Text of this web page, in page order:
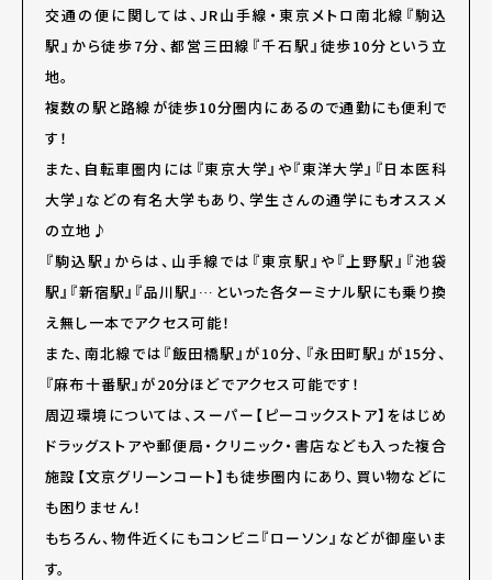
交通の便に関しては、JR山手線・東京メトロ南北線『駒込
駅』から徒歩7分、都営三田線『千石駅』徒歩10分という立
地。
複数の駅と路線が徒歩10分圏内にあるので通勤にも便利で
す！
また、自転車圏内には『東京大学』や『東洋大学』『日本医科
大学』などの有名大学もあり、学生さんの通学にもオススメ
の立地♪
『駒込駅』からは、山手線では『東京駅』や『上野駅』『池袋
駅』『新宿駅』『品川駅』…といった各ターミナル駅にも乗り換
え無し一本でアクセス可能！
また、南北線では『飯田橋駅』が10分、『永田町駅』が15分、
『麻布十番駅』が20分ほどでアクセス可能です！
周辺環境については、スーパー【ピーコックストア】をはじめ
ドラッグストアや郵便局・クリニック・書店なども入った複合
施設【文京グリーンコート】も徒歩圏内にあり、買い物などに
も困りません！
もちろん、物件近くにもコンビニ『ローソン』などが御座いま
す。